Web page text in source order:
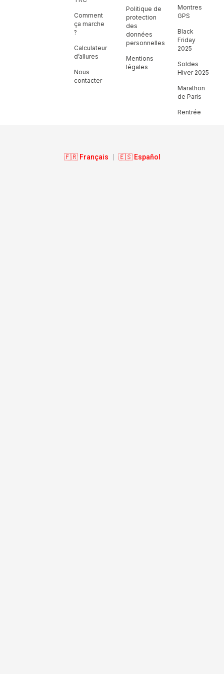
Comment
ça marche
?
Calculateur
d’allures
Nous
contacter
Politique de
protection
des
données
personnelles
Mentions
légales
Montres
GPS
Black
Friday
2025
Soldes
Hiver 2025
Marathon
de Paris
Rentrée
🇫🇷 Français 🇪🇸 Español